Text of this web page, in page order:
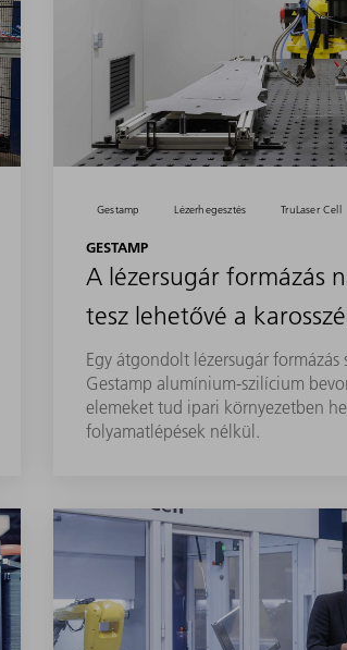
Gestamp Lézerhegesztés TruLaser Cell
GESTAMP
A lézersugár formázás
tesz lehetővé a
Egy átgondolt lézersugár formázás
Gestamp alumínium-szilícium
elemeket tud ipari környezetben
folyamatlépések nélkül.